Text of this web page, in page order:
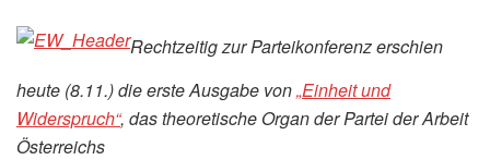
Rechtzeitig zur Parteikonferenz erschien
heute (8.11.) die erste Ausgabe von„Einheit und
Widerspruch“, das theoretische Organ der Partei der Arbeit
Österreichs